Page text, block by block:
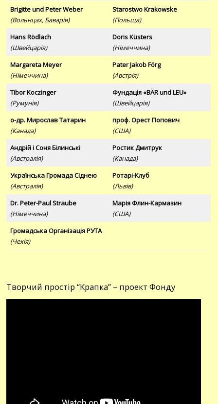
Brigitte und Peter Weber
(Вольнцах, Баварія)
Starostwo Krakowske
(Польща)
Hans Rödlach
(Швейцарія)
Doris Küsters
(Німеччина)
Margareta Meyer
(Німеччина)
Pater Jakob Förg
(Австрія)
Tibor Koczinger
(Румунія)
Фундація «BÄR und LEU»
(Швейцарія)
о-др. Мирослав Татарин
(Канада)
проф. Орест Попович
(США)
Андрій і Соня Білинські
(Австралія)
Ростик Дмитрук
(Канада)
Українська Громада Сіднею
(Австралія)
Ротарі-Клуб
(Львів)
Dr. Peter-Paul Straube
(Німеччина)
Марія Флин-Кармазин
(США)
Громадська Організація РУТА
(Чехія)
Творчий простір “Крапка” – проект Фонду